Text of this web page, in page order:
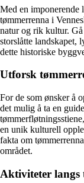
Med en imponerende
tømmerrenna i
natur og rik kultur. Gå
storslåtte landskapet,
dette historiske
Utforsk
For de som ønsker å
det mulig å ta en
en unik kulturell
fakta om
området.
Aktiviteter langs